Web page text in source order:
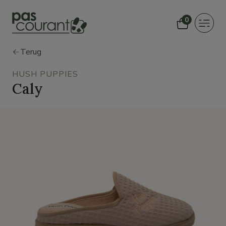
0
Toggle
Terug
HUSH PUPPIES
Caly